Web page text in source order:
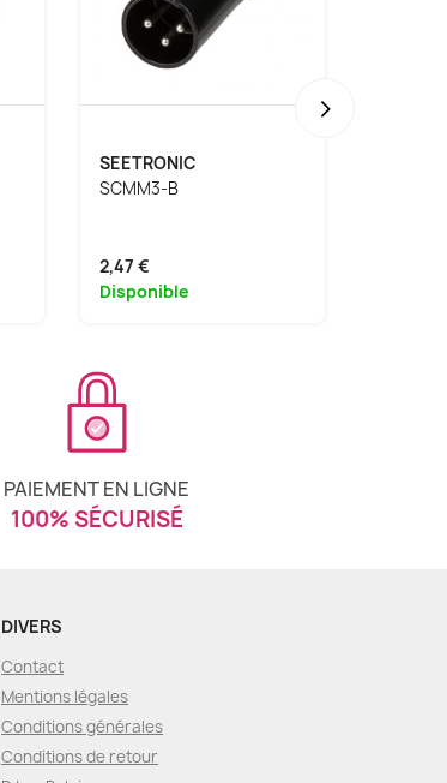
SEETRONIC
SCMM3-B
2,47 €
Disponible
›
PAIEMENT EN LIGNE
100% SÉCURISÉ
DIVERS
Contact
Mentions légales
Conditions générales
Conditions de retour